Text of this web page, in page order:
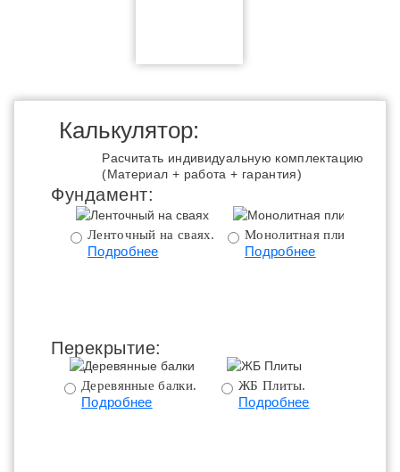
Калькулятор:
Расчитать индивидуальную комплектацию
(Материал + работа + гарантия)
Фундамент:
Ленточный на сваях.
Подробнее
Монолитная плита.
Подробнее
Перекрытие:
Деревянные балки.
Подробнее
ЖБ Плиты.
Подробнее